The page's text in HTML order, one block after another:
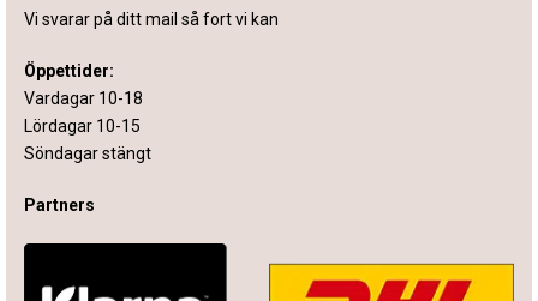
Vi svarar på ditt mail så fort vi kan
Öppettider:
Vardagar 10-18
Lördagar 10-15
Söndagar stängt
Partners